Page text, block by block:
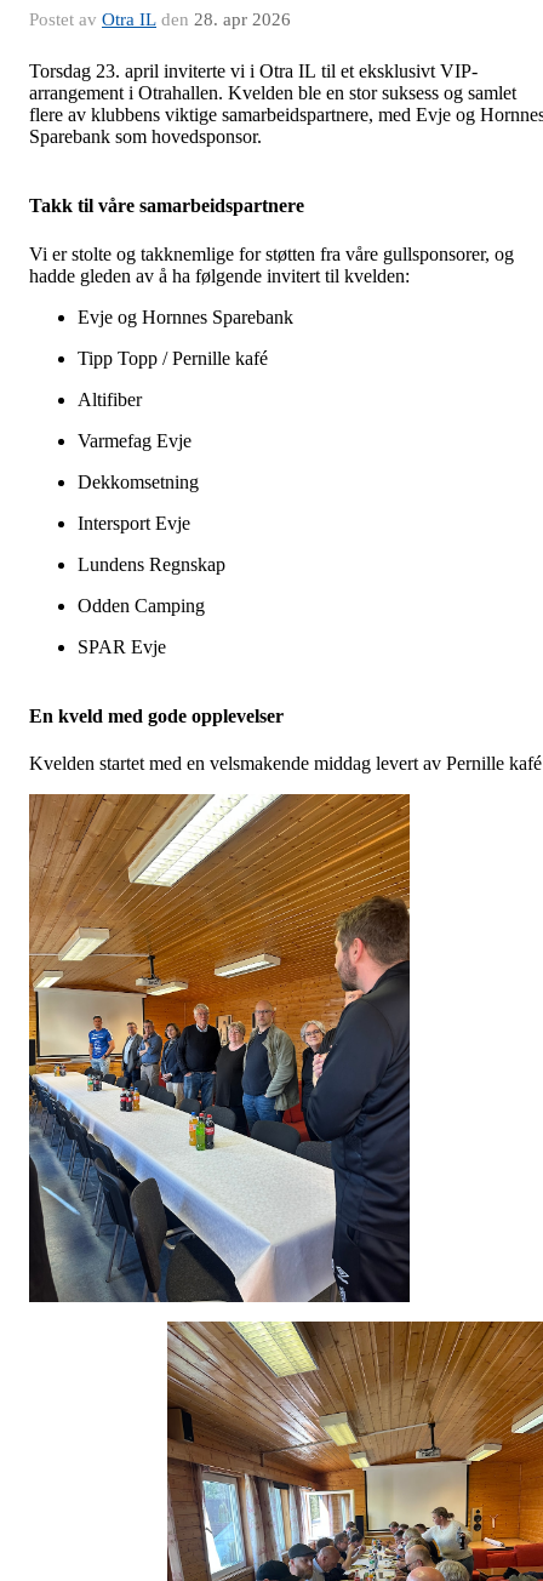
Postet av Otra IL den 28. apr 2026
Torsdag 23. april inviterte vi i Otra IL til et eksklusivt VIP-
arrangement i Otrahallen. Kvelden ble en stor suksess og samlet
flere av klubbens viktige samarbeidspartnere, med Evje og
Sparebank som hovedsponsor.
Takk til våre samarbeidspartnere
Vi er stolte og takknemlige for støtten fra våre gullsponsorer, og
hadde gleden av å ha følgende invitert til kvelden:
Evje og Hornnes Sparebank
Tipp Topp / Pernille kafé
Altifiber
Varmefag Evje
Dekkomsetning
Intersport Evje
Lundens Regnskap
Odden Camping
SPAR Evje
En kveld med gode opplevelser
Kvelden startet med en velsmakende middag levert av Pernille